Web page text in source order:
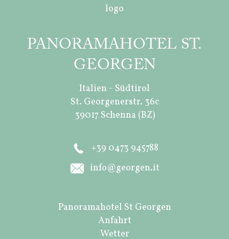
PANORAMAHOTEL ST.
GEORGEN
Italien - Südtirol
St. Georgenerstr. 36c
39017 Schenna (BZ)
+39 0473 945788
info@georgen.it
Panoramahotel St Georgen
Anfahrt
Wetter